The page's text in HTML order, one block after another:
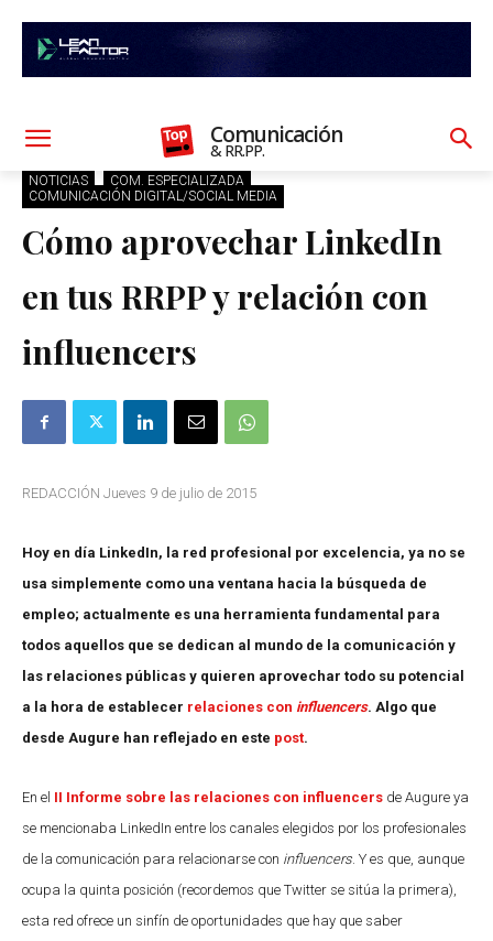
Comunicación
& RR.PP.
NOTICIAS
COM. ESPECIALIZADA
COMUNICACIÓN DIGITAL/SOCIAL MEDIA
Cómo aprovechar LinkedIn
en tus RRPP y relación con
influencers
REDACCIÓN Jueves 9 de julio de 2015
Hoy en día LinkedIn, la red profesional por excelencia, ya no se
usa simplemente como una ventana hacia la búsqueda de
empleo; actualmente es una herramienta fundamental para
todos aquellos que se dedican al mundo de la comunicación y
las relaciones públicas y quieren aprovechar todo su potencial
a la hora de establecer relaciones con influencers. Algo que
desde Augure han reflejado en este post.
En el II Informe sobre las relaciones con influencers de Augure ya
se mencionaba LinkedIn entre los canales elegidos por los profesionales
de la comunicación para relacionarse con influencers . Y es que, aunque
ocupa la quinta posición (recordemos que Twitter se sitúa la primera),
esta red ofrece un sinfín de oportunidades que hay que saber